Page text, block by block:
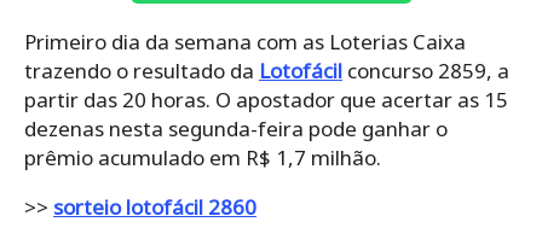
Primeiro dia da semana com as Loterias Caixa
trazendo o resultado da Lotofácil concurso 2859, a
partir das 20 horas. O apostador que acertar as 15
dezenas nesta segunda-feira pode ganhar o
prêmio acumulado em R$ 1,7 milhão.
>> sorteio lotofácil 2860